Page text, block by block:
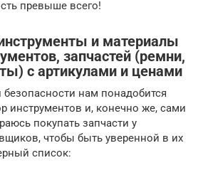
превыше всего!
и материалы
запчастей (ремни,
с артикулами и ценами
нам понадобится
инструментов и, конечно же, сами
покупать запчасти у
чтобы быть уверенной в их
список: